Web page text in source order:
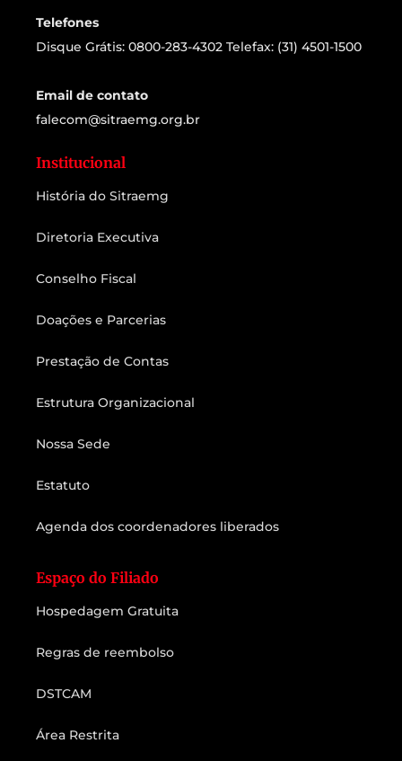
Telefones
Disque Grátis: 0800-283-4302 Telefax: (31) 4501-1500
Email de contato
falecom@sitraemg.org.br
Institucional
História do Sitraemg
Diretoria Executiva
Conselho Fiscal
Doações e Parcerias
Prestação de Contas
Estrutura Organizacional
Nossa Sede
Estatuto
Agenda dos coordenadores liberados
Espaço do Filiado
Hospedagem Gratuita
Regras de reembolso
DSTCAM
Área Restrita